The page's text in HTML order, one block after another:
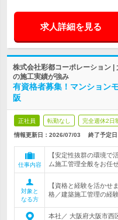
求人詳細を見る
株式会社彩都コーポレーション |
の施工実績が強み
有資格者募集！マンション
阪
正社員 転勤なし 完全週休2日
情報更新日：2026/07/03 終了予定日
仕事内容
【安定性抜群の環境で
ム施工管理全般をお任
対象と
なる方
【資格と経験を活かせ
格／建築施工管理の経
本社／ 大阪府大阪市西